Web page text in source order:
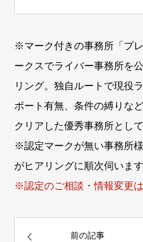
※マーク付きの事務所「プ
ークスでライバー事務所を
リング。独自ルートで現役
ポート有無、条件の縛りな
クリアした優秀事務所とし
※認定マークが無い事務所
がヒアリングに順次伺います
※認定のご相談・情報変更
前の記事